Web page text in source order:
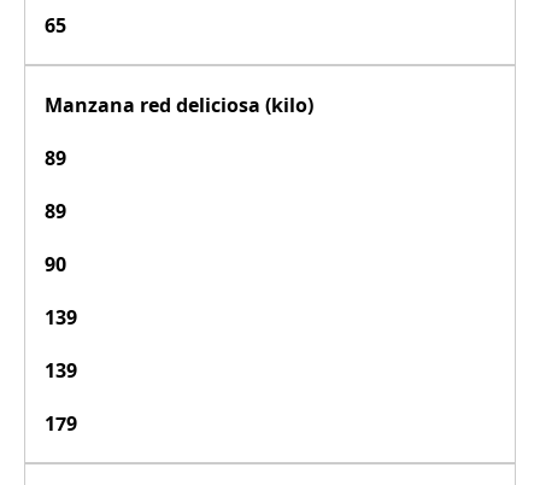
65
Manzana red deliciosa (kilo)
89
89
90
139
139
179